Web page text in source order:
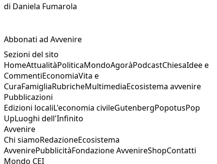
di Daniela Fumarola
Abbonati ad Avvenire
Sezioni del sito
HomeAttualitàPoliticaMondoAgoràPodcastChiesaIdee e
CommentiEconomiaVita e
CuraFamigliaRubricheMultimediaEcosistema avvenire
Pubblicazioni
Edizioni localiL'economia civileGutenbergPopotusPop
UpLuoghi dell'Infinito
Avvenire
Chi siamoRedazioneEcosistema
AvvenirePubblicitàFondazione AvvenireShopContatti
Mondo CEI